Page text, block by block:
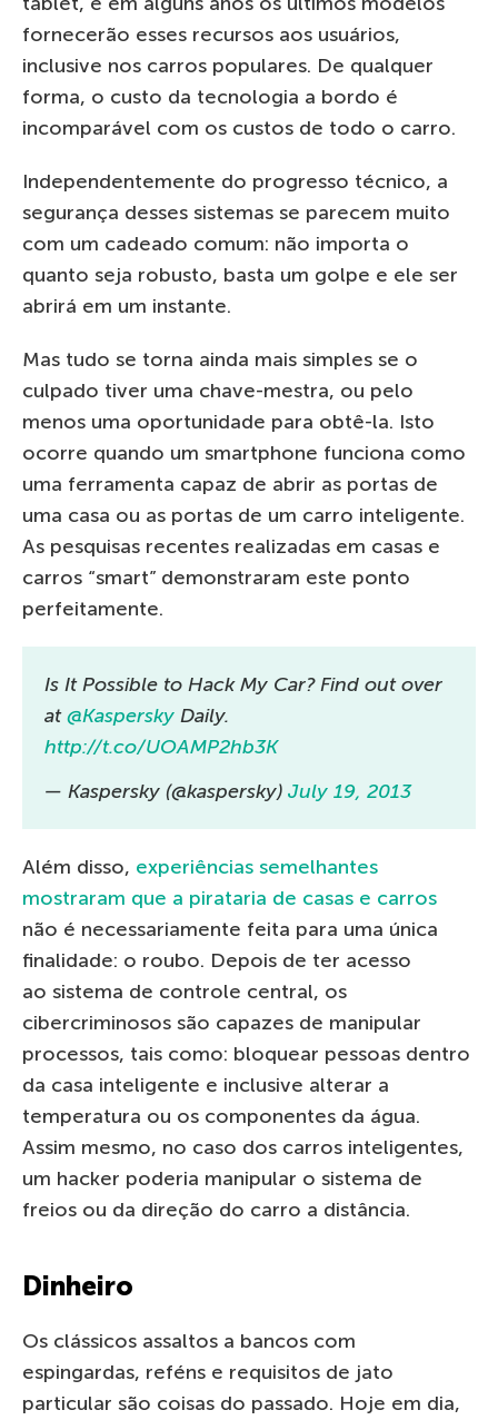
fornecerão esses recursos aos usuários,
inclusive nos carros populares. De qualquer
forma, o custo da tecnologia a bordo é
incomparável com os custos de todo o carro.
Independentemente do progresso técnico, a
segurança desses sistemas se parecem muito
com um cadeado comum: não importa o
quanto seja robusto, basta um golpe e ele ser
abrirá em um instante.
Mas tudo se torna ainda mais simples se o
culpado tiver uma chave-mestra, ou pelo
menos uma oportunidade para obtê-la. Isto
ocorre quando um smartphone funciona como
uma ferramenta capaz de abrir as portas de
uma casa ou as portas de um carro inteligente.
As pesquisas recentes realizadas em casas e
carros “smart” demonstraram este ponto
perfeitamente.
Is It Possible to Hack My Car? Find out over
at@Kaspersky Daily.
http://t.co/UOAMP2hb3K
— Kaspersky (@kaspersky) July 19, 2013
Além disso, experiências semelhantes
mostraram que a pirataria de casas e carros
não é necessariamente feita para uma única
finalidade: o roubo. Depois de ter acesso
ao sistema de controle central, os
cibercriminosos são capazes de manipular
processos, tais como: bloquear pessoas dentro
da casa inteligente e inclusive alterar a
temperatura ou os componentes da água.
Assim mesmo, no caso dos carros inteligentes,
um hacker poderia manipular o sistema de
freios ou da direção do carro a distância.
Dinheiro
Os clássicos assaltos a bancos com
espingardas, reféns e requisitos de jato
particular são coisas do passado. Hoje em dia,